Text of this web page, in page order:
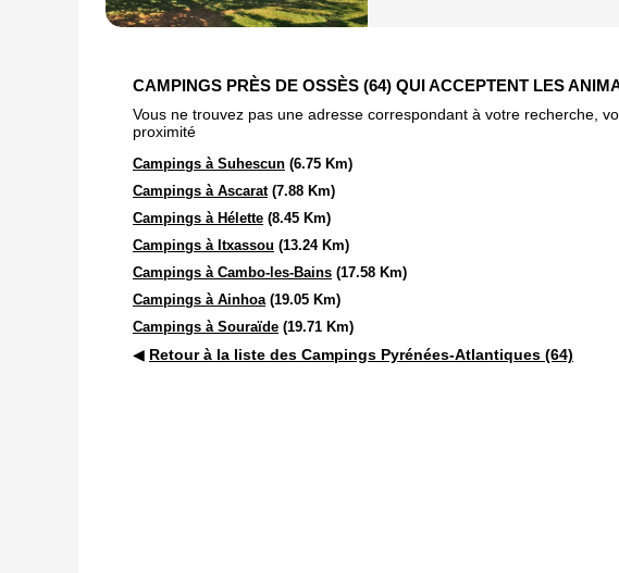
CAMPINGS PRÈS DE OSSÈS (64) QUI ACCEPTENT LES
Vous ne trouvez pas une adresse correspondant à votre recherche,
proximité
Campings à Suhescun (6.75 Km)
Campings à Ascarat(7.88 Km)
Campings à Hélette (8.45 Km)
Campings à Itxassou (13.24 Km)
Campings à Cambo-les-Bains (17.58 Km)
Campings à Ainhoa(19.05 Km)
Campings à Souraïde (19.71 Km)
◀ Retour à la liste des Campings Pyrénées-Atlantiques (64)